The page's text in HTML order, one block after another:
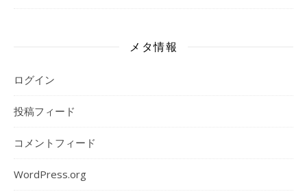
メタ情報
ログイン
投稿フィード
コメントフィード
WordPress.org